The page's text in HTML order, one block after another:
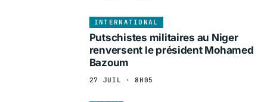
INTERNATIONAL
Putschistes militaires au Niger
renversent le président Mohamed
Bazoum
27 JUIL · 8H05